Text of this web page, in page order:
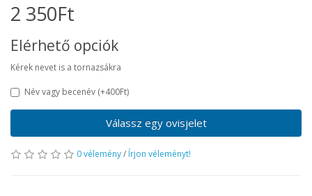
2 350Ft
Elérhető opciók
Kérek nevet is a tornazsákra
Név vagy becenév (+400Ft)
Válassz egy ovisjelet
0 vélemény/ Írjon véleményt!